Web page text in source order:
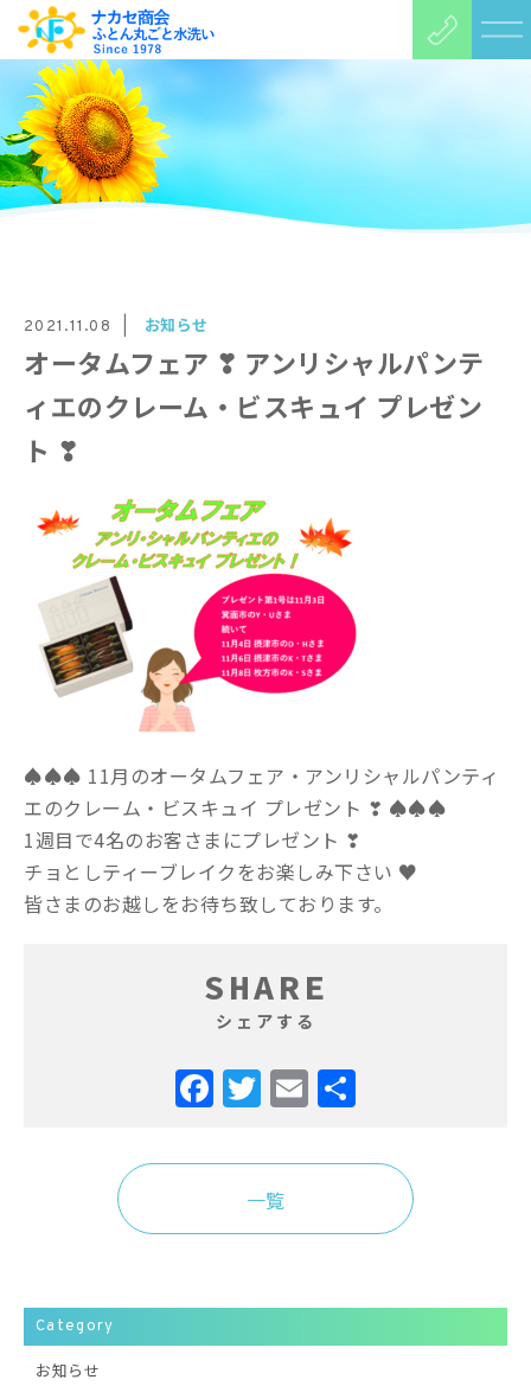
2021.11.08 お知らせ
オータムフェア ❣ アンリシャルパンテ
ィエのクレーム・ビスキュイ プレゼン
ト ❣
♠♠♠ 11月のオータムフェア・アンリシャルパンティ
エのクレーム・ビスキュイ プレゼント ❣ ♠♠♠
1週目で4名のお客さまにプレゼント ❣
チョとしティーブレイクをお楽しみ下さい ♥
皆さまのお越しをお待ち致しております。
SHARE
シェアする
Facebook
Twitter
Email
一覧
Category
お知らせ